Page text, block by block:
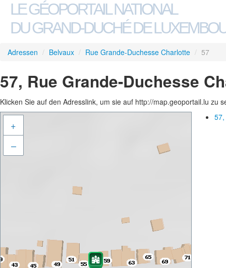
LE GÉOPORTAIL NATIONAL
DU GRAND-DUCHÉ DE
Adressen / Belvaux / Rue Grande-Duchesse Charlotte / 57
57, Rue Grande-Duchesse
Klicken Sie auf den Adresslink, um sie auf http://map.geoportail.lu zu
+
–